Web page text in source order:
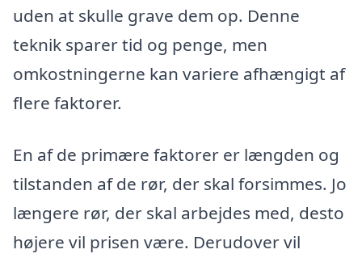
uden at skulle grave dem op. Denne
teknik sparer tid og penge, men
omkostningerne kan variere afhængigt af
flere faktorer.
En af de primære faktorer er længden og
tilstanden af de rør, der skal forsimmes. Jo
længere rør, der skal arbejdes med, desto
højere vil prisen være. Derudover vil